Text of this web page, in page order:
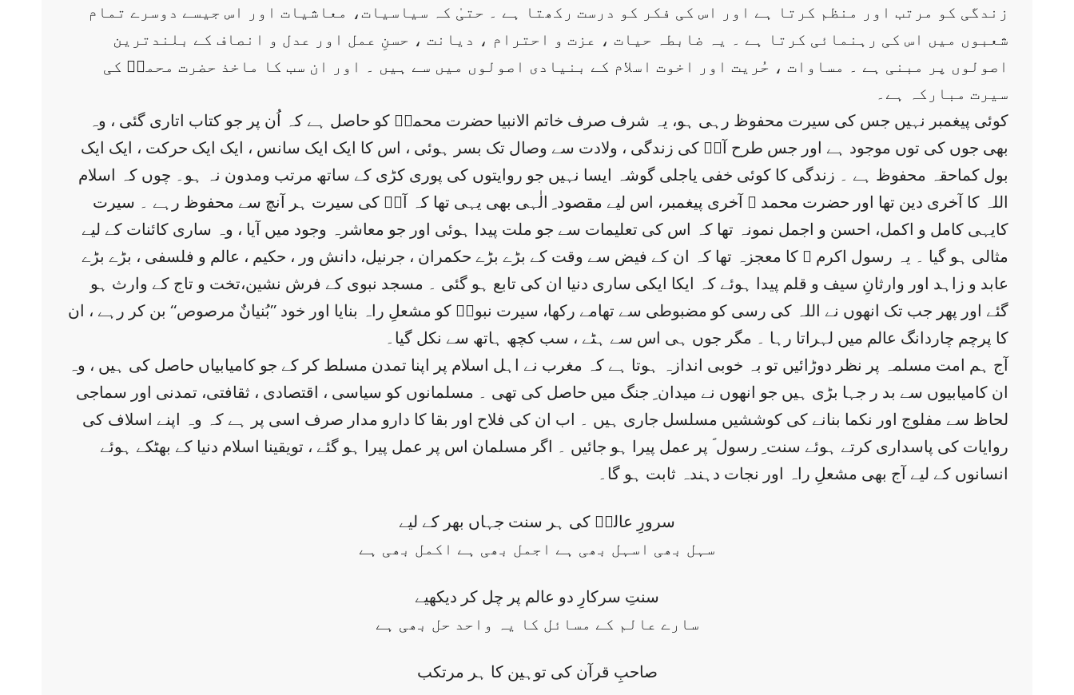
زندگی کو مرتب اور منظم کرتا ہے اور اس کی فکر کو درست رکھتا ہے ۔ حتیٰ کہ سیاسیات، معاشیات اور اس جیسے دوسرے تمام
شعبوں میں اس کی رہنمائی کرتا ہے ۔ یہ ضابطہ حیات ، عزت و احترام ، دیانت ، حسنِ عمل اور عدل و انصاف کے بلندترین
اصولوں پر مبنی ہے ۔ مساوات ، حُریت اور اخوت اسلام کے بنیادی اصولوں میں سے ہیں ۔ اور ان سب کا ماخذ حضرت محمدؐ کی
سیرت مبارکہ ہے۔
کوئی پیغمبر نہیں جس کی سیرت محفوظ رہی ہو، یہ شرف صرف خاتم الانبیا حضرت محمدؐ کو حاصل ہے کہ اُن پر جو کتاب اتاری گئی ، وہ
بھی جوں کی توں موجود ہے اور جس طرح آپؐ کی زندگی ، ولادت سے وصال تک بسر ہوئی ، اس کا ایک ایک سانس ، ایک ایک حرکت ، ایک ایک
بول کماحقہ محفوظ ہے ۔ زندگی کا کوئی خفی یاجلی گوشہ ایسا نہیں جو روایتوں کی پوری کڑی کے ساتھ مرتب ومدون نہ ہو۔ چوں کہ اسلام
اللہ کا آخری دین تھا اور حضرت محمد ؐ آخری پیغمبر، اس لیے مقصود ِ الٰہی بھی یہی تھا کہ آپؐ کی سیرت ہر آنچ سے محفوظ رہے ۔ سیرت
کایہی کامل و اکمل، احسن و اجمل نمونہ تھا کہ اس کی تعلیمات سے جو ملت پیدا ہوئی اور جو معاشرہ وجود میں آیا ، وہ ساری کائنات کے لیے
مثالی ہو گیا ۔ یہ رسول اکرم ؐ کا معجزہ تھا کہ ان کے فیض سے وقت کے بڑے بڑے حکمران ، جرنیل، دانش ور ، حکیم ، عالم و فلسفی ، بڑے بڑے
عابد و زاہد اور وارثانِ سیف و قلم پیدا ہوئے کہ ایکا ایکی ساری دنیا ان کی تابع ہو گئی ۔ مسجد نبوی کے فرش نشین،تخت و تاج کے وارث ہو
گئے اور پھر جب تک انھوں نے اللہ کی رسی کو مضبوطی سے تھامے رکھا، سیرت نبویؐ کو مشعلِ راہ بنایا اور خود ’’بُنیانٌ مرصوص‘‘ بن کر رہے ، ان
کا پرچم چاردانگ عالم میں لہراتا رہا ۔ مگر جوں ہی اس سے ہٹے ، سب کچھ ہاتھ سے نکل گیا۔
آج ہم امت مسلمہ پر نظر دوڑائیں تو بہ خوبی اندازہ ہوتا ہے کہ مغرب نے اہل اسلام پر اپنا تمدن مسلط کر کے جو کامیابیاں حاصل کی ہیں ، وہ
ان کامیابیوں سے بد ر جہا بڑی ہیں جو انھوں نے میدان ِ جنگ میں حاصل کی تھی ۔ مسلمانوں کو سیاسی ، اقتصادی ، ثقافتی، تمدنی اور سماجی
لحاظ سے مفلوج اور نکما بنانے کی کوششیں مسلسل جاری ہیں ۔ اب ان کی فلاح اور بقا کا دارو مدار صرف اسی پر ہے کہ وہ اپنے اسلاف کی
روایات کی پاسداری کرتے ہوئے سنت ِ رسول ؐ پر عمل پیرا ہو جائیں ۔ اگر مسلمان اس پر عمل پیرا ہو گئے ، تویقینا اسلام دنیا کے بھٹکے ہوئے
انسانوں کے لیے آج بھی مشعلِ راہ اور نجات دہندہ ثابت ہو گا۔
سرورِ عالمؐ کی ہر سنت جہاں بھر کے لیے
سہل بھی اسہل بھی ہے اجمل بھی ہے اکمل بھی ہے
سنتِ سرکارِ دو عالم پر چل کر دیکھیے
سارے عالم کے مسائل کا یہ واحد حل بھی ہے
صاحبِ قرآن کی توہین کا ہر مرتکب